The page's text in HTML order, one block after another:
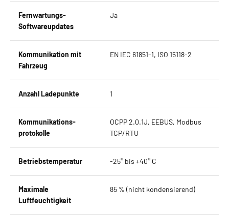
Fernwartungs-
Softwareupdates
Ja
Kommunikation mit
Fahrzeug
EN IEC 61851-1, ISO 15118-2
Anzahl Ladepunkte 1
Kommunikations-
protokolle
OCPP 2.0.1J, EEBUS, Modbus
TCP/RTU
Betriebstemperatur -25° bis +40° C
Maximale
Luftfeuchtigkeit
85 % (nicht kondensierend)